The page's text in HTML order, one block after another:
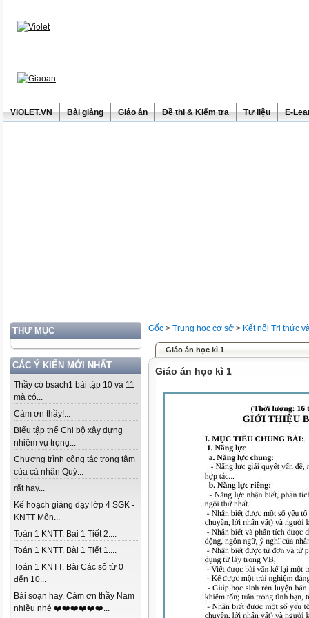
ViOLET.VN Bài giảng Giáo án Đề thi & Kiểm tra Tư liệu E-
THƯ MỤC
CÁC Ý KIẾN MỚI NHẤT
Thầy có bsach1 bài tập 10 và 11
mà có...
Cảm ơn thầy!...
Biểu tập thể Chi bộ xây dựng
nhiệm vụ trọng...
Chương trình công tác trọng tâm
của cá nhân Quý...
rất hay...
Kế hoạch giảng dạy lớp 4 SGK -
KNTT Môn...
Toán 1 KNTT. Bài 1 Tiết 2....
Toán 1 KNTT. Bài 1 Tiết 1....
Toán 1 KNTT. Bài Các số từ 0
đến 10...
Bài soạn hay. Cảm ơn thầy Nam
nhiều nhé ❤️❤️❤️❤️❤️❤️...
Gốc > Trung học cơ sở > Kết nối Tri thức
Giáo án học kì 1
Giáo án học kì 1